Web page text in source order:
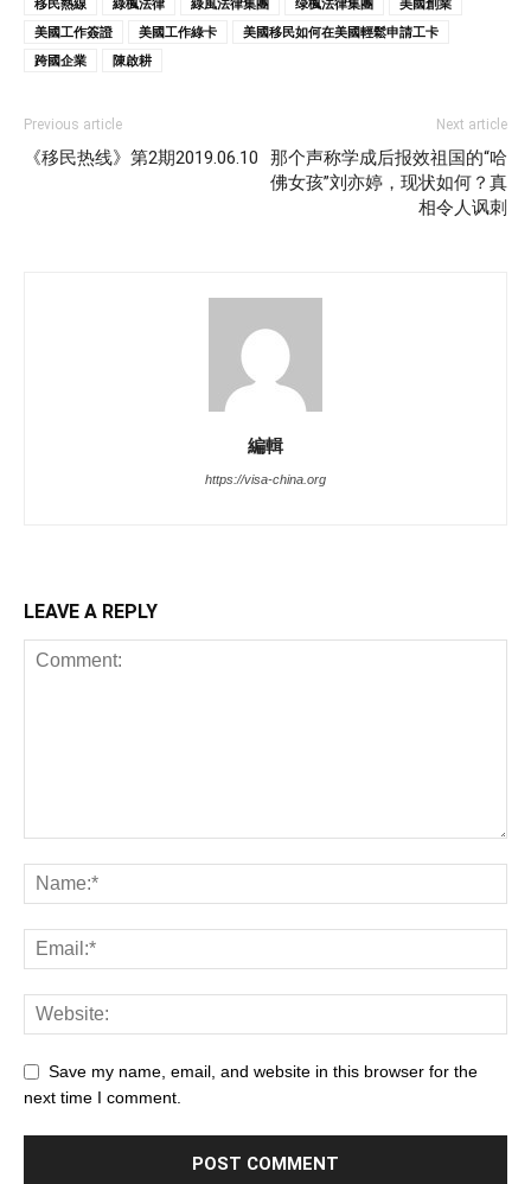
美國工作簽證
美國工作綠卡
美國移民如何在美國輕鬆申請工卡
跨國企業
陳啟耕
Previous article
《移民热线》第2期2019.06.10
Next article
那个声称学成后报效祖国的“哈
佛女孩”刘亦婷，现状如何？真
相令人讽刺
編輯
https://visa-china.org
LEAVE A REPLY
Save my name, email, and website in this browser for the
next time I comment.